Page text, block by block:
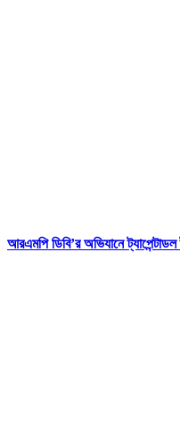
আরএমপি ডিবি’র অভিযানে